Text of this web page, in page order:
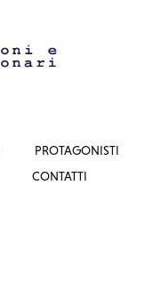
PROTAGONISTI
CONTATTI